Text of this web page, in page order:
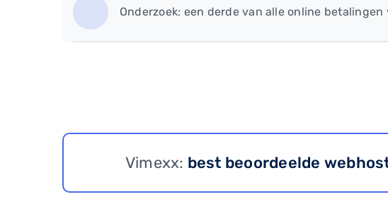
​Onderzoek: een derde van alle online betalingen
Vimexx: best beoordeelde